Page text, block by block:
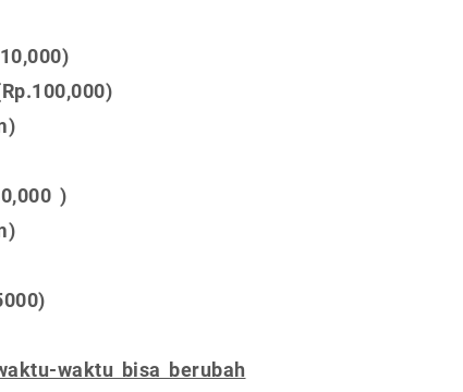
)
waktu bisa berubah